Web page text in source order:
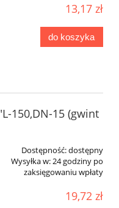
13,17 zł
do koszyka
150,DN-15 (gwint
Dostępność:dostępny
Wysyłka w:24 godziny po
zaksięgowaniu wpłaty
19,72 zł